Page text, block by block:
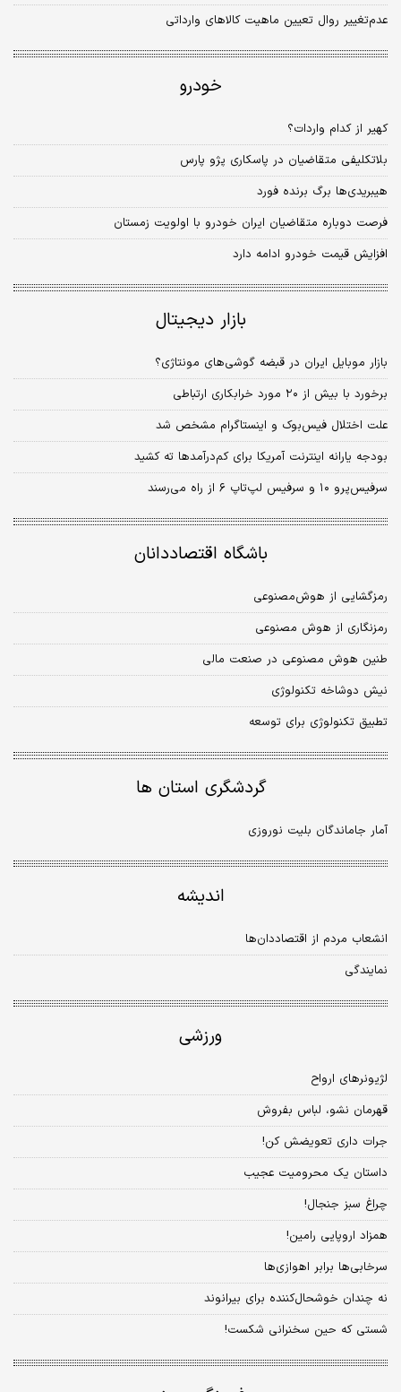
عدم‌تغییر روال تعیین ماهیت کالاهای وارداتی
خودرو
کهیر از کدام واردات؟
بلاتکلیفی متقاضیان در پاسکاری پژو پارس
هیبریدی‌‌‌ها برگ برنده فورد
فرصت دوباره متقاضیان ایران خودرو با اولویت زمستان
افزایش قیمت خودرو ادامه دارد
بازار دیجیتال
بازار موبایل ایران در قبضه گوشی‌های مونتاژی؟
برخورد با بیش از ۲۰ مورد خرابکاری ارتباطی
علت اختلال فیس‌بوک و اینستاگرام مشخص شد
بودجه یارانه اینترنت آمریکا برای کم‌درآمدها ته کشید
سرفیس‌پرو ۱۰ و سرفیس لپ‌تاپ ۶ از راه می‌رسند
باشگاه اقتصاددانان
رمزگشایی از هوش‌مصنوعی
رمزنگاری از هوش مصنوعی
طنین هوش مصنوعی در صنعت مالی
نیش دوشاخه تکنولوژی
تطبیق تکنولوژی برای توسعه
گردشگری استان ها
آمار جاماندگان بلیت نوروزی
اندیشه
انشعاب مردم از اقتصاددان‏‌ها
نمایندگی
ورزشی
لژیونرهای ارواح
قهرمان نشو، لباس بفروش
جرات داری تعویضش کن!
داستان یک محرومیت عجیب
چراغ سبز جنجال!
همزاد اروپایی رامین!
سرخابی‌ها برابر اهوازی‌ها
نه چندان خوشحال‌کننده برای بیرانوند
شستی که حین سخنرانی شکست!